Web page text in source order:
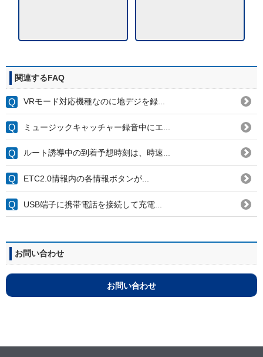
関連するFAQ
VRモード対応機種なのに地デジを録...
ミュージックキャッチャー録音中にエ...
ルート誘導中の到着予想時刻は、時速...
ETC2.0情報内の各情報ボタンが...
USB端子に携帯電話を接続して充電...
お問い合わせ
お問い合わせ